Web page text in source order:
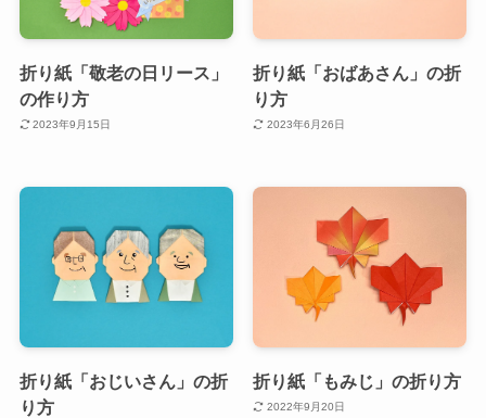
折り紙「敬老の日リース」
の作り方
2023年9月15日
折り紙「おばあさん」の折
り方
2023年6月26日
折り紙「おじいさん」の折
り方
折り紙「もみじ」の折り方
2022年9月20日